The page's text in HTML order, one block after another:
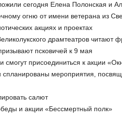
сегодня Елена Полонская и
огню от имени ветерана из
акциях и проектах
драмтеатров читают
псковичей к 9 мая
смогут присоединиться к акции
спланированы мероприятия,
салют
и акции «Бессмертный полк»